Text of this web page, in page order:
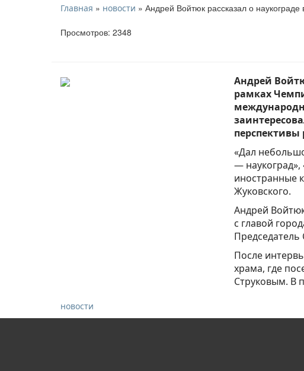
Главная » новости » Андрей Войтюк рассказал о
Просмотров: 2348
Андрей
рамках
перспективы
«Дал
—
иностранные
Жуковского.
Андрей
с главой
После
храма, где
Струковым. В
новости